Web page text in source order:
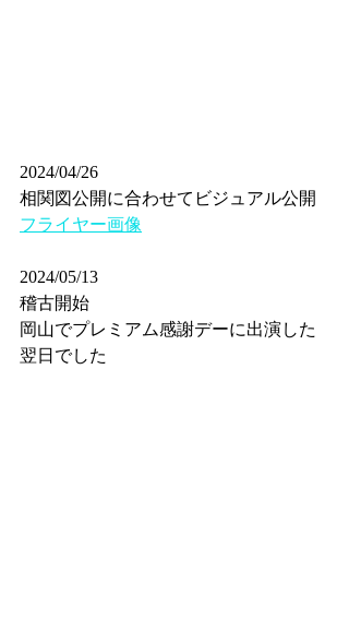
2024/04/26
相関図公開に合わせてビジュアル公開
フライヤー画像
2024/05/13
稽古開始
岡山でプレミアム感謝デーに出演した
翌日でした